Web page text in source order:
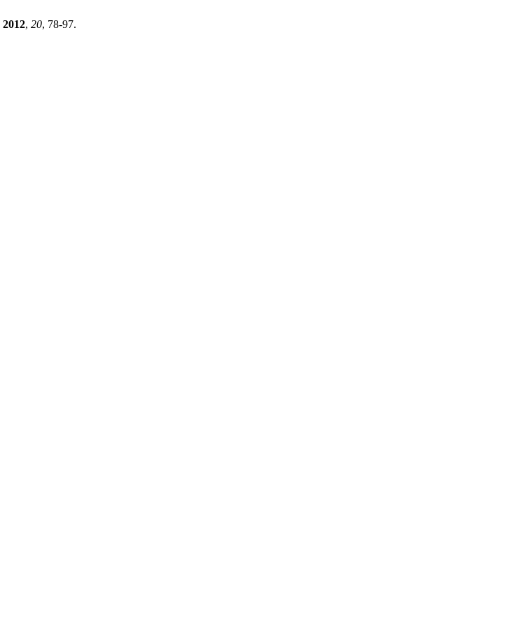
2012, 20, 78-97.